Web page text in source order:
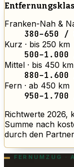
Franken-Nah &
380–650 /
Kurz · bis 250 km
Mittel · bis 450 km
Fern · ab 450 km
Richtwerte 2026,
Summe nach
durch den
FERNUMZUG ·